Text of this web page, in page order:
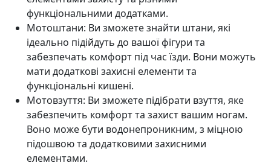
функціональними додатками.
Мотоштани: Ви зможете знайти штани, які
ідеально підійдуть до вашої фігури та
забезпечать комфорт під час їзди. Вони можуть
мати додаткові захисні елементи та
функціональні кишені.
Мотовзуття: Ви зможете підібрати взуття, яке
забезпечить комфорт та захист вашим ногам.
Воно може бути водонепроникним, з міцною
підошвою та додатковими захисними
елементами.